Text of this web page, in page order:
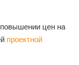
цен на
проектной